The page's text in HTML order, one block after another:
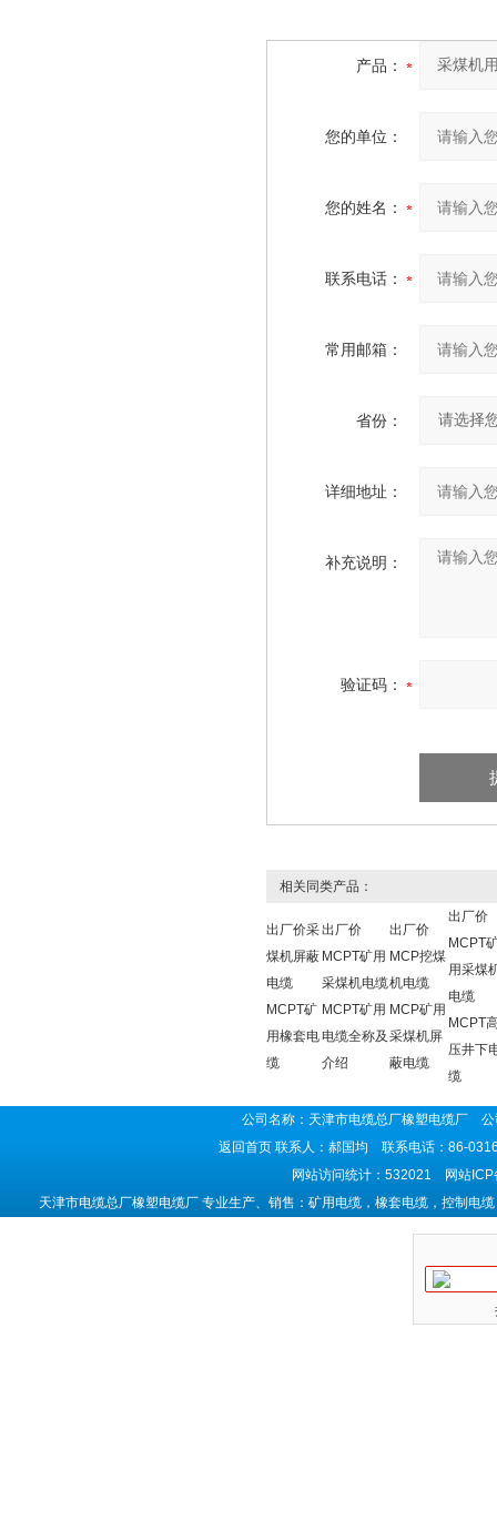
产品：
您的单位：
您的姓名：
联系电话：
常用邮箱：
省份：
详细地址：
补充说明：
验证码：
相关同类产品：
出厂价采
煤机屏蔽
电缆
MCPT矿
用橡套电
缆
出厂价
MCPT矿用
采煤机电缆
MCPT矿用
电缆全称及
介绍
出厂价
MCP挖煤
机电缆
MCP矿用
采煤机屏
蔽电缆
出厂价
MCPT
用采煤
电缆
MCPT
压井下
缆
公司名称：天津市电缆总厂橡塑电缆厂
返回首页联系人：郝国均 联系电话：86-
网站访问统计：532021 网站ICP
天津市电缆总厂橡塑电缆厂 专业生产、销售：矿用电缆，橡套电缆，控制电